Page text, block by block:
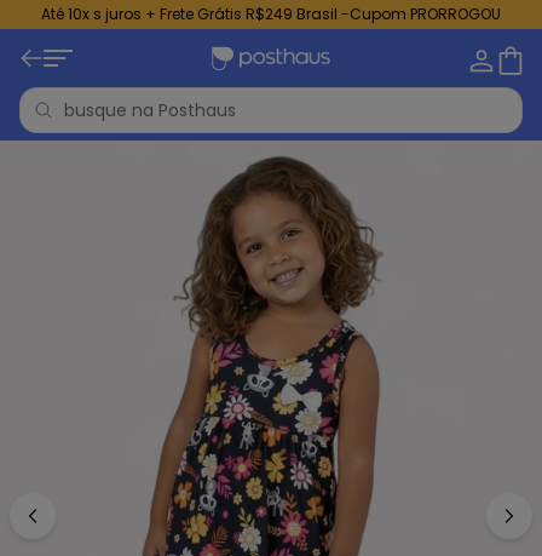
Até 10x s juros + Frete Grátis R$249 Brasil -Cupom PRORROGOU